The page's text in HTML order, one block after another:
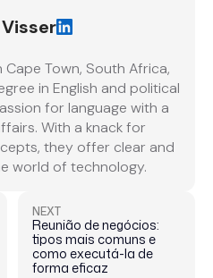
Cape Town, South Africa,
in English and political
for language with a
With a knack for
they offer clear and
world of technology.
NEXT
Reunião de negócios:
tipos mais comuns e
como executá-la de
forma eficaz